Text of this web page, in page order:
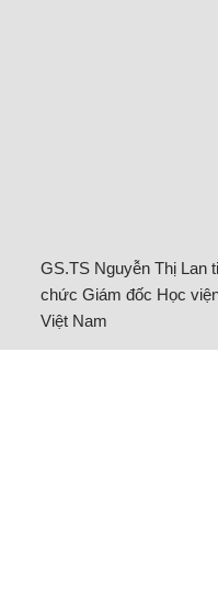
GS.TS Nguyễn Thị Lan
chức Giám đốc Học
Việt Nam